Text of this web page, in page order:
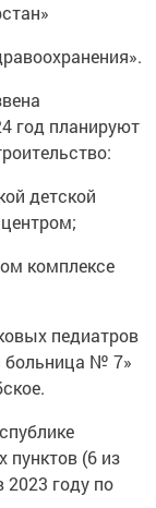
год планируют
детской
комплексе
педиатров
больница № 7»
пунктов (6 из
году по